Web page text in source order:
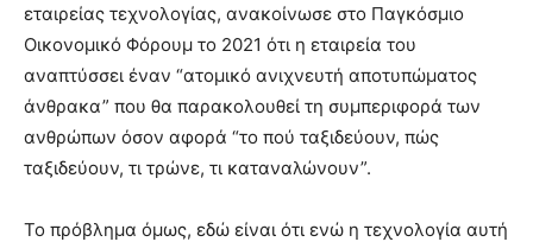
εταιρείας τεχνολογίας, ανακοίνωσε στο Παγκόσμιο
Οικονομικό Φόρουμ το 2021 ότι η εταιρεία του
αναπτύσσει έναν “ατομικό ανιχνευτή αποτυπώματος
άνθρακα” που θα παρακολουθεί τη συμπεριφορά των
ανθρώπων όσον αφορά “το πού ταξιδεύουν, πώς
ταξιδεύουν, τι τρώνε, τι καταναλώνουν”.
Το πρόβλημα όμως, εδώ είναι ότι ενώ η τεχνολογία αυτή